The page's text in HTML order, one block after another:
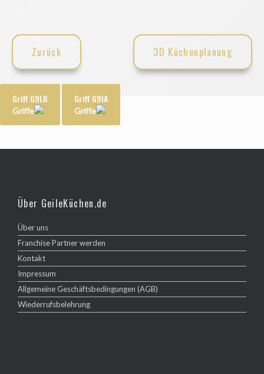
Zurück 3D Küchenplanung
Griff G9LB
Griffe
Griff G9IA
Griffe
Über GeileKüchen.de
Über uns
Franchise Partner werden
Kontakt
Impressum
Allgemeine Geschäftsbedingungen (AGB)
Wiederrufsbelehrung